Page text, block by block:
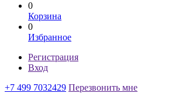
0
Корзина
0
Избранное
Регистрация
Вход
+7 499 7032429 Перезвонить мне